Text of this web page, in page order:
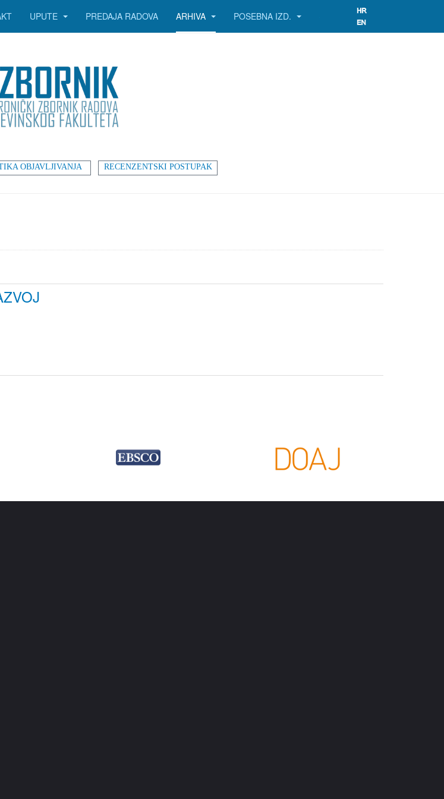
OBJAVLJIVANJA RECENZENTSKI POSTUPAK
UPUTE PREDAJA RADOVA ARHIVA POSEBNA IZD.